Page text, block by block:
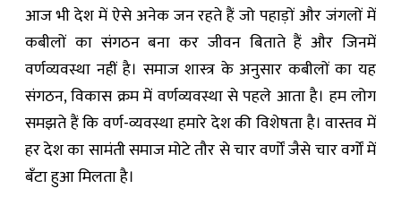
आज भी देश में ऐसे अनेक जन रहते हैं जो पहाड़ों और जंगलों में
कबीलों का संगठन बना कर जीवन बिताते हैं और जिनमें
वर्णव्यवस्था नहीं है। समाज शास्त्र के अनुसार कबीलों का यह
संगठन, विकास क्रम में वर्णव्यवस्था से पहले आता है। हम लोग
समझते हैं कि वर्ण-व्यवस्था हमारे देश की विशेषता है। वास्तव में
हर देश का सामंती समाज मोटे तौर से चार वर्णों जैसे चार वर्गों में
बँटा हुआ मिलता है।